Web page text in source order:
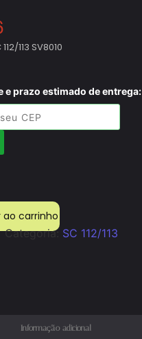
113 SV8010
e prazo estimado de entrega:
ao carrinho
Categoria: SC 112/113
Informação adicional